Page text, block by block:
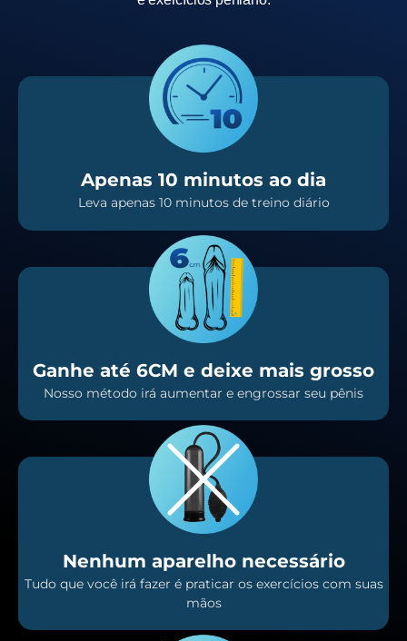
Apenas 10 minutos ao dia
Leva apenas 10 minutos de treino diário
Ganhe até 6CM e deixe mais grosso
Nosso método irá aumentar e engrossar seu pênis
Nenhum aparelho necessário
Tudo que você irá fazer é praticar os exercícios com suas
mãos